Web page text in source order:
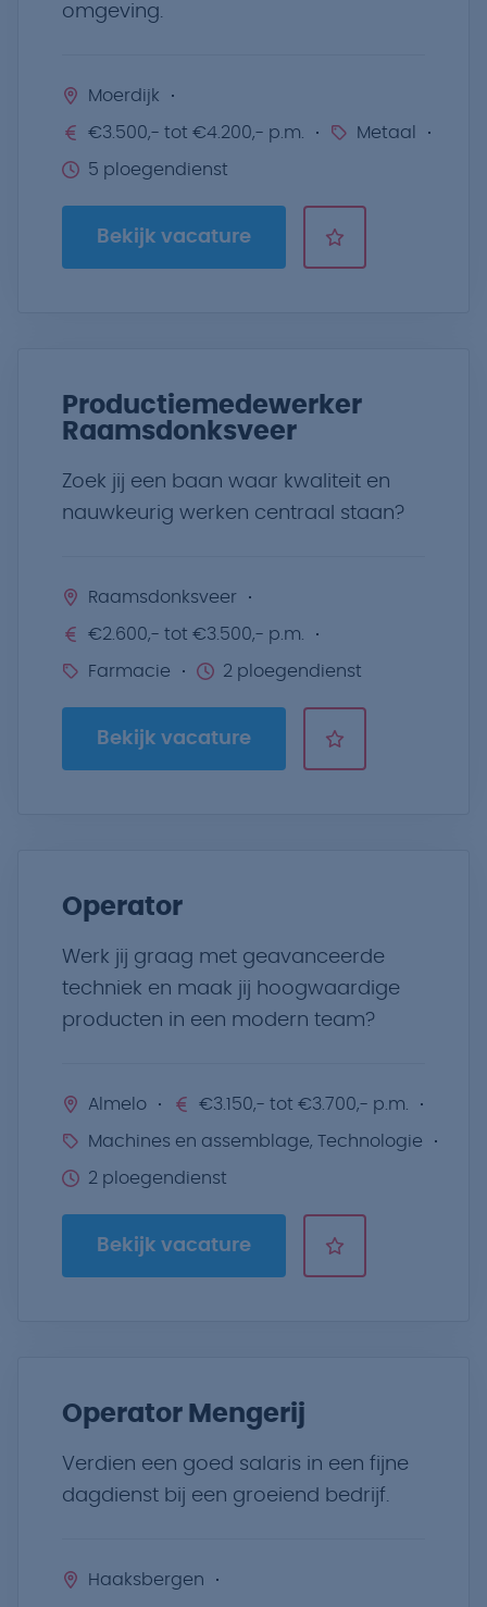
omgeving.
Moerdijk
€3.500,- tot €4.200,- p.m. Metaal
5 ploegendienst
Bekijk vacature
Productiemedewerker
Raamsdonksveer
Zoek jij een baan waar kwaliteit en
nauwkeurig werken centraal staan?
Raamsdonksveer
€2.600,- tot €3.500,- p.m.
Farmacie 2 ploegendienst
Bekijk vacature
Operator
Werk jij graag met geavanceerde
techniek en maak jij hoogwaardige
producten in een modern team?
Almelo €3.150,- tot €3.700,- p.m.
Machines en assemblage, Technologie
2 ploegendienst
Bekijk vacature
Operator Mengerij
Verdien een goed salaris in een fijne
dagdienst bij een groeiend bedrijf.
Haaksbergen